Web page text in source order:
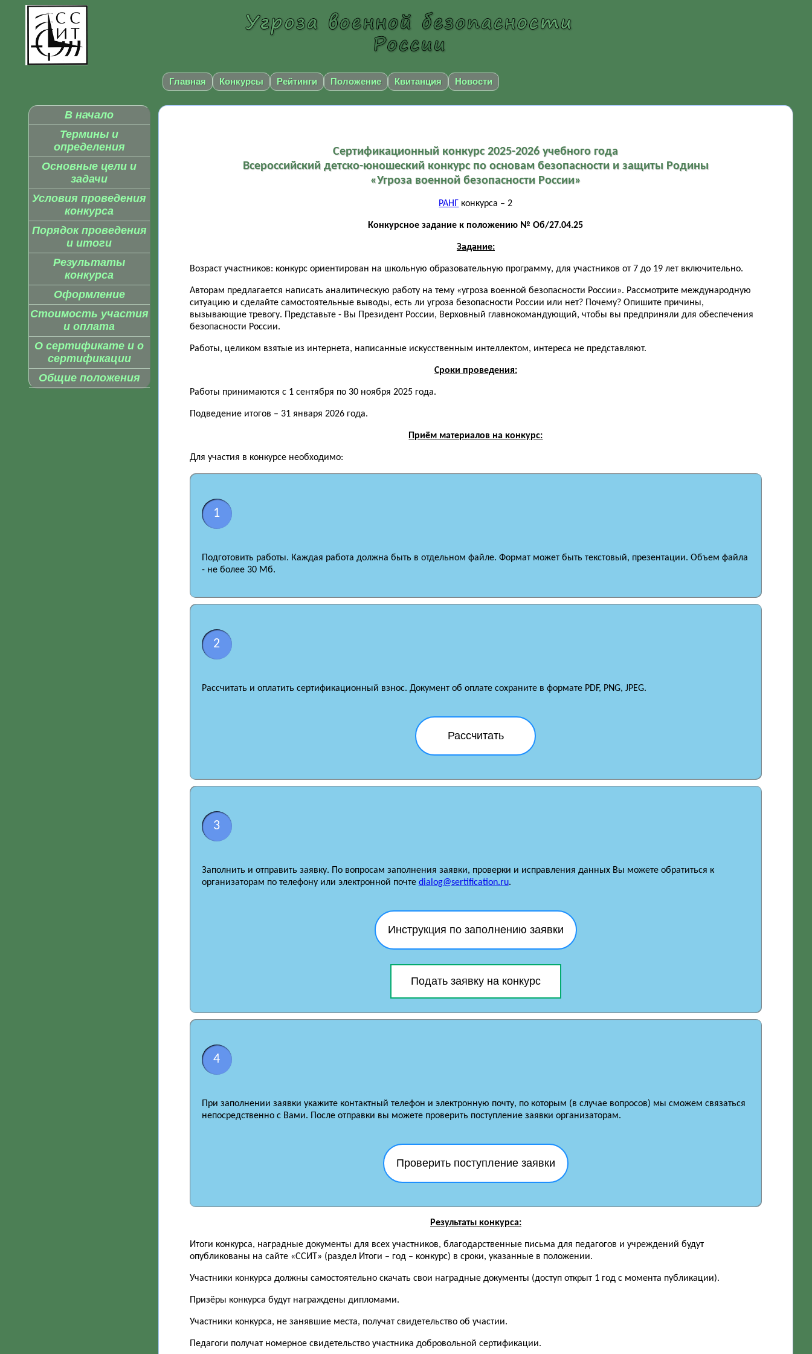
Главная Конкурсы Рейтинги Положение Квитанция Новости
В начало
Термины и
определения
Основные цели и
задачи
Условия проведения
конкурса
Порядок проведения
и итоги
Результаты
конкурса
Оформление
Стоимость участия
и оплата
О сертификате и о
сертификации
Общие положения
Сертификационный конкурс 2025-2026 учебного года
Всероссийский детско-юношеский конкурс по основам безопасности и защиты Родины
«Угроза военной безопасности России»
РАНГ конкурса – 2
Конкурсное задание к положению № Об/27.04.25
Задание:
Возраст участников: конкурс ориентирован на школьную образовательную программу, для участников от 7 до 19 лет включительно.
Авторам предлагается написать аналитическую работу на тему «угроза военной безопасности России». Рассмотрите международную
ситуацию и сделайте самостоятельные выводы, есть ли угроза безопасности России или нет? Почему? Опишите причины,
вызывающие тревогу. Представьте - Вы Президент России, Верховный главнокомандующий, чтобы вы предприняли для обеспечения
безопасности России.
Работы, целиком взятые из интернета, написанные искусственным интеллектом, интереса не представляют.
Сроки проведения:
Работы принимаются с 1 сентября по 30 ноября 2025 года.
Подведение итогов – 31 января 2026 года.
Приём материалов на конкурс:
Для участия в конкурсе необходимо:
1
Подготовить работы. Каждая работа должна быть в отдельном файле. Формат может быть текстовый, презентации. Объем файла
- не более 30 Мб.
2
Рассчитать и оплатить сертификационный взнос. Документ об оплате сохраните в формате PDF, PNG, JPEG.
Рассчитать
3
Заполнить и отправить заявку. По вопросам заполнения заявки, проверки и исправления данных Вы можете обратиться к
организаторам по телефону или электронной почте dialog@sertification.ru.
Инструкция по заполнению заявки
Подать заявку на конкурс
4
При заполнении заявки укажите контактный телефон и электронную почту, по которым (в случае вопросов) мы сможем связаться
непосредственно с Вами. После отправки вы можете проверить поступление заявки организаторам.
Проверить поступление заявки
Результаты конкурса:
Итоги конкурса, наградные документы для всех участников, благодарственные письма для педагогов и учреждений будут
опубликованы на сайте «ССИТ» (раздел Итоги – год – конкурс) в сроки, указанные в положении.
Участники конкурса должны самостоятельно скачать свои наградные документы (доступ открыт 1 год с момента публикации).
Призёры конкурса будут награждены дипломами.
Участники конкурса, не занявшие места, получат свидетельство об участии.
Педагоги получат номерное свидетельство участника добровольной сертификации.